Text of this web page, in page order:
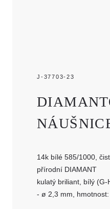
J-37703-23
14k bílé 585/1000,
přírodní DIAMANT
kulatý briliant, bílý (G-
- ø 2,3 mm,